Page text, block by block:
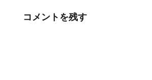
コメントを残す